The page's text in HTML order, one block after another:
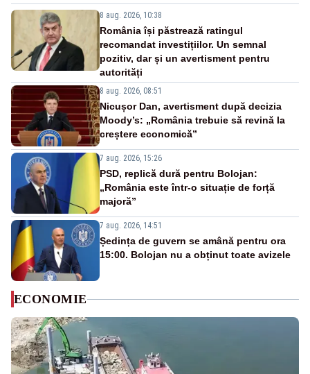
8 aug. 2026, 10:38
România își păstrează ratingul
recomandat investițiilor. Un semnal
pozitiv, dar și un avertisment pentru
autorități
8 aug. 2026, 08:51
Nicușor Dan, avertisment după decizia
Moody’s: „România trebuie să revină la
creștere economică”
7 aug. 2026, 15:26
PSD, replică dură pentru Bolojan:
„România este într-o situație de forță
majoră”
7 aug. 2026, 14:51
Ședința de guvern se amână pentru ora
15:00. Bolojan nu a obținut toate avizele
ECONOMIE